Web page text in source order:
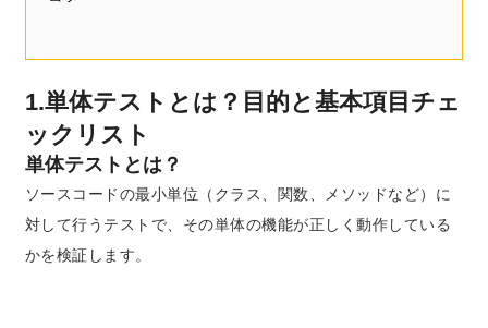
1.単体テストとは？目的と基本項目チェ
ックリスト
単体テストとは？
ソースコードの最小単位（クラス、関数、メソッドなど）に
対して行うテストで、その単体の機能が正しく動作している
かを検証します。